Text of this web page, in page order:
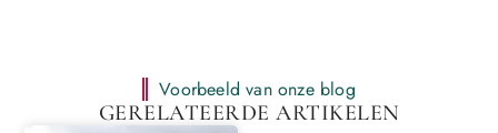
Voorbeeld van onze blog
GERELATEERDE ARTIKELEN